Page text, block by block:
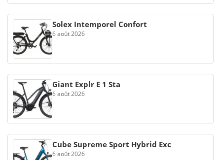
Solex Intemporel Confort
6 août 2026
Giant Explr E 1 Sta
6 août 2026
Cube Supreme Sport Hybrid Exc
6 août 2026